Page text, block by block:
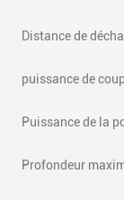
Distance de
puissance de
Puissance de la
Profondeur